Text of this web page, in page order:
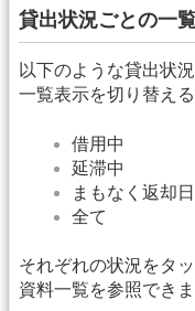
貸出状況ごとの一
以下のような貸出状
一覧表示を切り替え
借用中
延滞中
まもなく返却日
全て
それぞれの状況をタ
資料一覧を参照できま